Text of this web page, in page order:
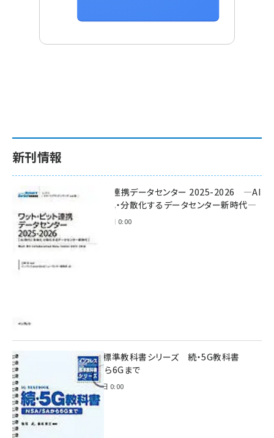
新刊情報
ワット・ビット連携データセンター 2025-2026 ―AI
時代に多様化・分散化するデータセンター新時代―
2025年11月28日 0:00
インプレス標準教科書シリーズ 続・5G教科書
NSA/SAから6Gまで
2023年4月3日 0:00